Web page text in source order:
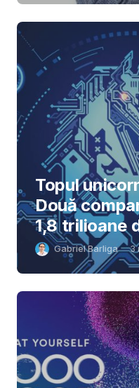
Topul
Două
1,8 trilioane
Gabriel Barliga 3